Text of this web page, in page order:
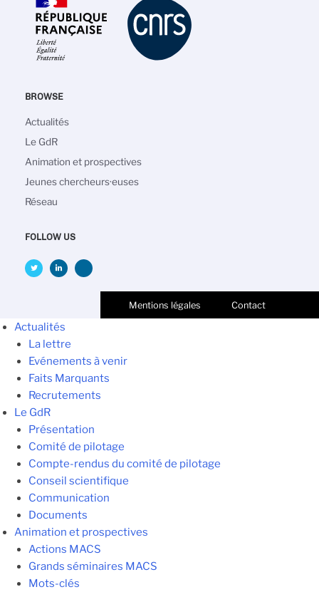
BROWSE
Navigation
principale
Actualités
Le GdR
Animation et prospectives
Jeunes chercheurs·euses
Réseau
FOLLOW US
Mentions légales Contact
Actualités
La lettre
Evénements à venir
Faits Marquants
Recrutements
Le GdR
Présentation
Comité de pilotage
Compte-rendus du comité de pilotage
Conseil scientifique
Communication
Documents
Animation et prospectives
Actions MACS
Grands séminaires MACS
Mots-clés